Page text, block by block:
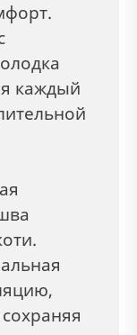
каждый